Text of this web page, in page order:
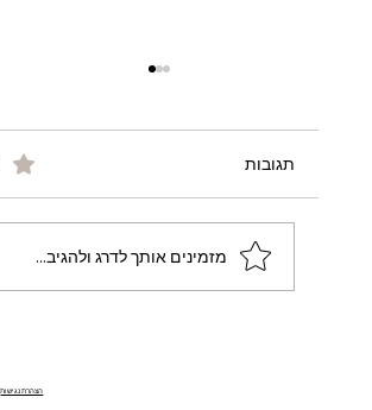
– הדרך החכמה להגדלת רווחים
תגובות
מזמינים אותך לדרג ולהגיב...
הצהרת נגישות